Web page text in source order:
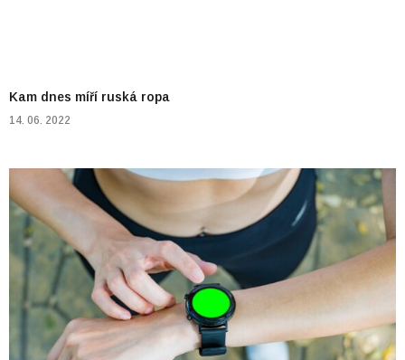
Kam dnes míří ruská ropa
14. 06. 2022